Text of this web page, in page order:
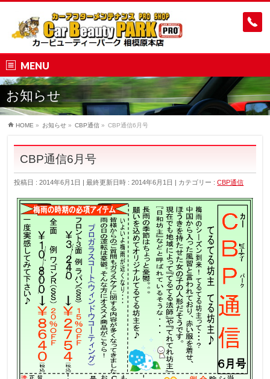
MENU
お知らせ
HOME » お知らせ » CBP通信 » CBP通信6月号
CBP通信6月号
投稿日 : 2014年6月1日 最終更新日時 : 2014年6月1日 カテゴリー :CBP通信